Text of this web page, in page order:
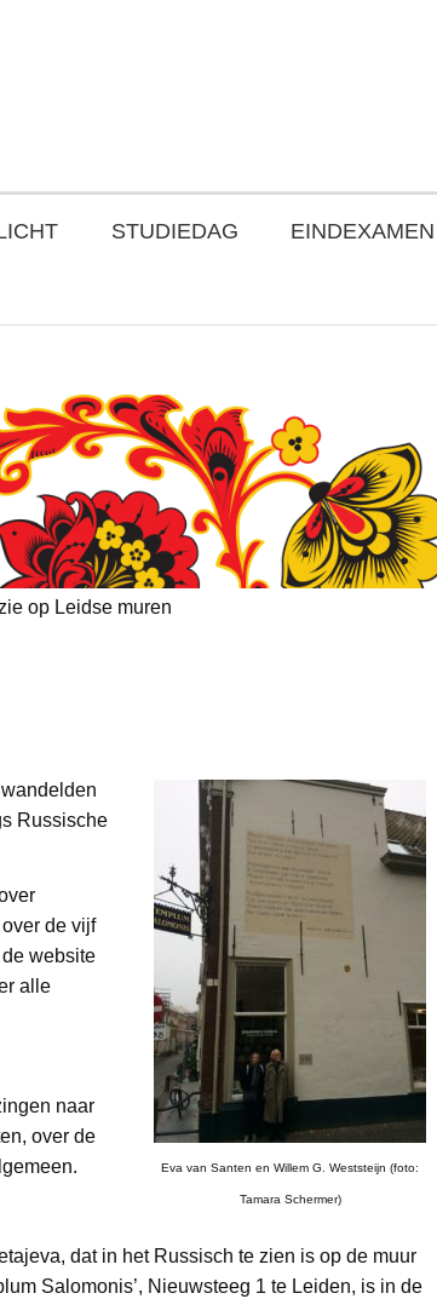
STUDIEDAG EINDEXAMEN
op Leidse muren
Eva van Santen en Willem G. Weststeijn (foto:
Tamara Schermer)
Russische
de vijf
website
alle
naar
over de
dat in het Russisch te zien is op de muur
Salomonis’, Nieuwsteeg 1 te Leiden, is in de